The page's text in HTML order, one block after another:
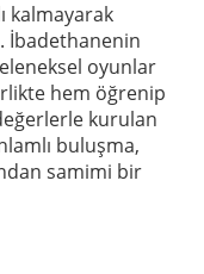
kalmayarak
İbadethanenin
oyunlar
hem öğrenip
kurulan
buluşma,
samimi bir